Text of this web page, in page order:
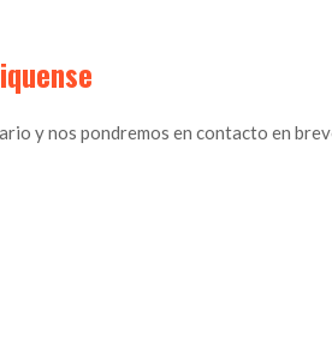
y nos pondremos en contacto en